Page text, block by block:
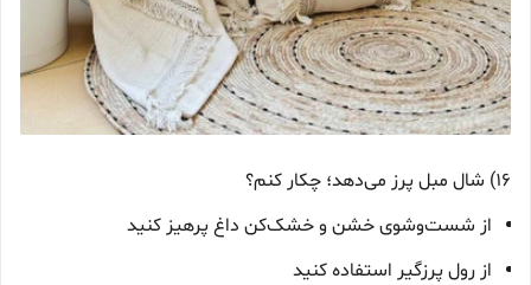
16) شال مبل پرز می‌دهد؛ چکار کنم؟
از شست‌وشوی خشن و خشک‌کن داغ پرهیز کنید
از رول پرزگیر استفاده کنید